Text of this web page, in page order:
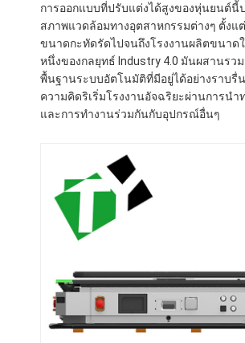
บ้าน
เกี่ยวกับเรา
ทัวร์โรงงาน
ควบคุมคุณภาพ
ติดต่อเรา
การออกแบบที่ปรับแต่งได้สูงของหุ่นยนต์นี้
สภาพแวดล้อมทางอุตสาหกรรมต่างๆ ตั้งแ
ขนาดกะทัดรัดไปจนถึงโรงงานผลิตขนาด
หนึ่งของกลยุทธ์ Industry 4.0 มันผสานรว
พื้นฐานระบบอัตโนมัติที่มีอยู่ได้อย่างราบรื่
ความคิดริเริ่มโรงงานอัจฉริยะผ่านการนำ
และการทำงานร่วมกันกับอุปกรณ์อื่นๆ